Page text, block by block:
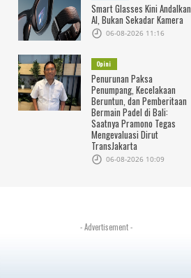
Smart Glasses Kini Andalkan
AI, Bukan Sekadar Kamera
06-08-2026 11:16
Opini
Penurunan Paksa
Penumpang, Kecelakaan
Beruntun, dan Pemberitaan
Bermain Padel di Bali:
Saatnya Pramono Tegas
Mengevaluasi Dirut
TransJakarta
06-08-2026 10:09
- Advertisement -